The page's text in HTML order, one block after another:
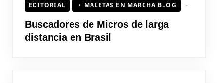
EDITORIAL MALETAS EN MARCHA BLOG
Buscadores de Micros de larga
distancia en Brasil